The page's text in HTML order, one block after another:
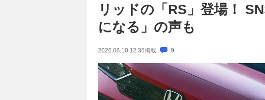
リッドの「RS」登場！
になる」の声も
2026.06.10 12:35掲載 9